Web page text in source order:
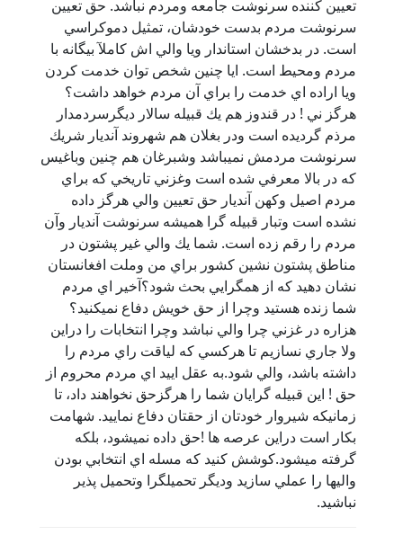
تعيين كننده سرنوشت جامعه ومردم نباشد. حق تعيين
سرنوشت مردم بدست خودشان، تمثيل دموكراسي
است. در بدخشان استاندار ويا والي اش كاملآ بيگانه با
مردم ومحيط است. ايا چنين شخص توان خدمت كردن
ويا اراده اي خدمت را براي آن مردم خواهد داشت؟
هرگز ني ! در قندوز هم يك قبيله سالار ديگرسردمدار
مرذم گرديده است ودر بغلان هم شهروند آنديار شريك
سرنوشت مردمش نميباشد وشبرغان هم چنين وباغيس
كه در بالا معرفي شده است وغزني تاريخي كه براي
مردم اصيل وكهن آنديار حق تعيين والي هرگز داده
نشده است وتبار قبيله گرا هميشه سرنوشت آنديار وآن
مردم را رقم زده است. شما يك والي غير پشتون در
مناطق پشتون نشين كشور براي من وملت افغانستان
نشان دهيد كه از همگرايي بحث شود؟آخير اي مردم
شما زنده هستيد وچرا از حق خويش دفاع نميكنيد؟
هزاره در غزني چرا والي نباشد وچرا انتخابات را دراين
ولا جاري نسازيم تا هركسي كه لياقت راي مردم را
داشته باشد، والي شود.به عقل اييد اي مردم محروم از
حق ! اين قبيله گرايان شما را هرگزحق نخواهند داد، تا
زمانيكه شيروار خودتان از حقتان دفاع نماييد. شهامت
بكار است دراين عرصه ها !حق داده نميشود، بلكه
گرفته ميشود.كوشش كنيد كه مسله اي انتخابي بودن
واليها را عملي سازيد وديگر تحميلگرا وتحميل پذير
نباشيد.